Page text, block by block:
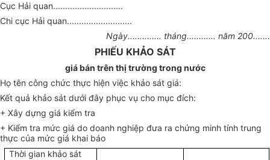
Cục Hải quan.............................
Chi cục Hải quan...........................
Ngày.............. tháng............ năm 200.......
PHIẾU KHẢO SÁT
giá bán trên thị trường trong nước
Họ tên công chức thực hiện việc khảo sát giá:
Kết quả khảo sát dưới đây phục vụ cho mục đích:
+ Xây dựng giá kiểm tra
+ Kiểm tra mức giá do doanh nghiệp đưa ra chứng minh tính trung
thực của mức giá khai báo
Thời gian khảo sát